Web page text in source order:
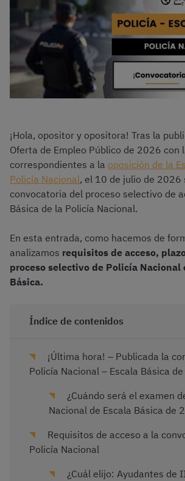
¡Hola, opositor y opositora! Tras la
Oferta de Empleo Público de 2026 con
correspondientes a la oposición de la
Policía Nacional, el 10 de julio de 2026
convocatoria del proceso selectivo de
Básica de la Policía Nacional.
En esta entrada, como hacemos de
analizamos requisitos de acceso,
proceso selectivo de Policía Nacional
Básica.
Índice de contenidos
¡Última hora! – Publicada la
Policía Nacional – Escala Básica
¿Cuándo será el examen
Nacional de Escala Básica de
Requisitos de acceso a la
Policía Nacional
¿Cuál elijo: Ayudantes de